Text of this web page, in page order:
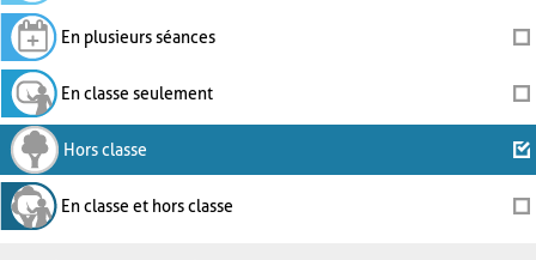
En plusieurs séances
En classe seulement
Hors classe
En classe et hors classe